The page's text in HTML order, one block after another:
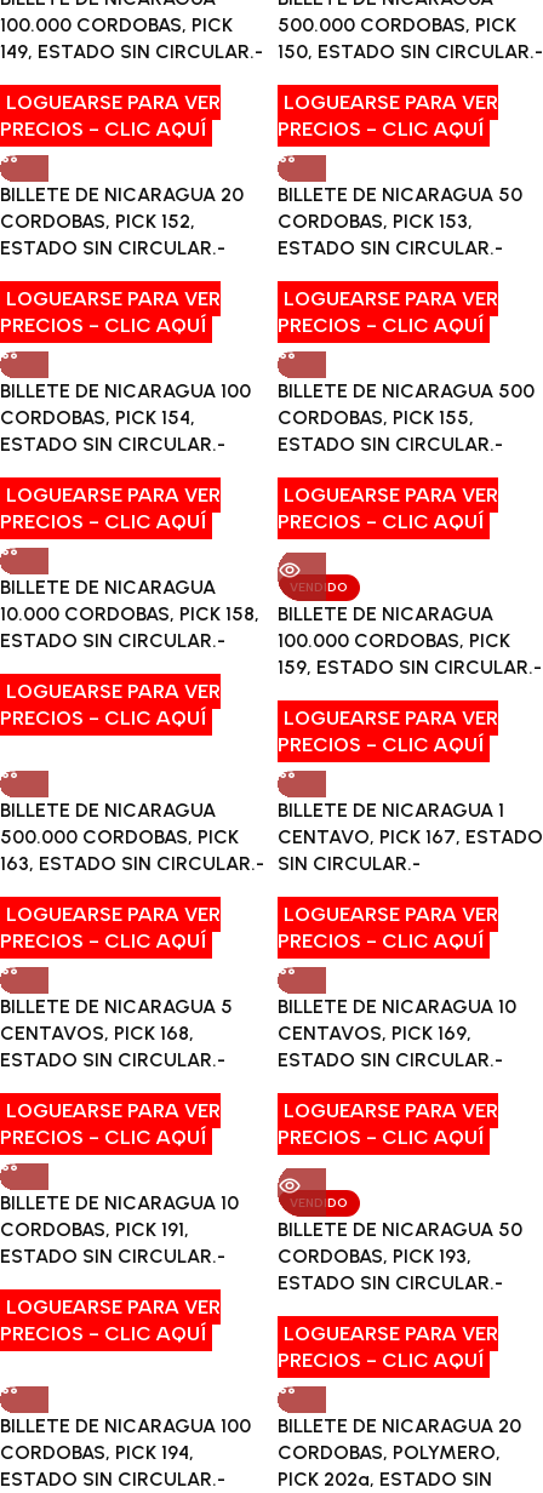
100.000 CORDOBAS, PICK
149, ESTADO SIN CIRCULAR.-
LOGUEARSE PARA VER
PRECIOS - CLIC AQUÍ
500.000 CORDOBAS, PICK
150, ESTADO SIN CIRCULAR.-
LOGUEARSE PARA VER
PRECIOS - CLIC AQUÍ
BILLETE DE NICARAGUA 20
CORDOBAS, PICK 152,
ESTADO SIN CIRCULAR.-
LOGUEARSE PARA VER
PRECIOS - CLIC AQUÍ
BILLETE DE NICARAGUA 50
CORDOBAS, PICK 153,
ESTADO SIN CIRCULAR.-
LOGUEARSE PARA VER
PRECIOS - CLIC AQUÍ
BILLETE DE NICARAGUA 100
CORDOBAS, PICK 154,
ESTADO SIN CIRCULAR.-
LOGUEARSE PARA VER
PRECIOS - CLIC AQUÍ
BILLETE DE NICARAGUA 500
CORDOBAS, PICK 155,
ESTADO SIN CIRCULAR.-
LOGUEARSE PARA VER
PRECIOS - CLIC AQUÍ
BILLETE DE NICARAGUA
10.000 CORDOBAS, PICK 158,
ESTADO SIN CIRCULAR.-
LOGUEARSE PARA VER
PRECIOS - CLIC AQUÍ
VENDIDO
BILLETE DE NICARAGUA
100.000 CORDOBAS, PICK
159, ESTADO SIN CIRCULAR.-
LOGUEARSE PARA VER
PRECIOS - CLIC AQUÍ
BILLETE DE NICARAGUA
500.000 CORDOBAS, PICK
163, ESTADO SIN CIRCULAR.-
LOGUEARSE PARA VER
PRECIOS - CLIC AQUÍ
BILLETE DE NICARAGUA 1
CENTAVO, PICK 167, ESTADO
SIN CIRCULAR.-
LOGUEARSE PARA VER
PRECIOS - CLIC AQUÍ
BILLETE DE NICARAGUA 5
CENTAVOS, PICK 168,
ESTADO SIN CIRCULAR.-
LOGUEARSE PARA VER
PRECIOS - CLIC AQUÍ
BILLETE DE NICARAGUA 10
CENTAVOS, PICK 169,
ESTADO SIN CIRCULAR.-
LOGUEARSE PARA VER
PRECIOS - CLIC AQUÍ
BILLETE DE NICARAGUA 10
CORDOBAS, PICK 191,
ESTADO SIN CIRCULAR.-
LOGUEARSE PARA VER
PRECIOS - CLIC AQUÍ
VENDIDO
BILLETE DE NICARAGUA 50
CORDOBAS, PICK 193,
ESTADO SIN CIRCULAR.-
LOGUEARSE PARA VER
PRECIOS - CLIC AQUÍ
BILLETE DE NICARAGUA 100
CORDOBAS, PICK 194,
ESTADO SIN CIRCULAR.-
BILLETE DE NICARAGUA 20
CORDOBAS, POLYMERO,
PICK 202a, ESTADO SIN